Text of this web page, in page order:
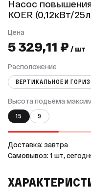
Насос повышения
KOER (0,12кВт/
Цена
5 329,11 ₽ / шт
Расположение
ВЕРТИКАЛЬНОЕ И
Высота подъёма
15 9
Доставка: завтра
Самовывоз: 1 шт,